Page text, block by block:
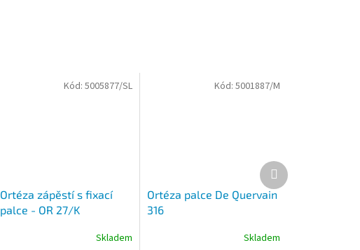
Ortéza zápěstí s fixací
palce - OR 27/K
Skladem
Kód:5005877/SL
Ortéza palce De Quervain
316
Skladem
Kód: 5001887/M
Další
produkt